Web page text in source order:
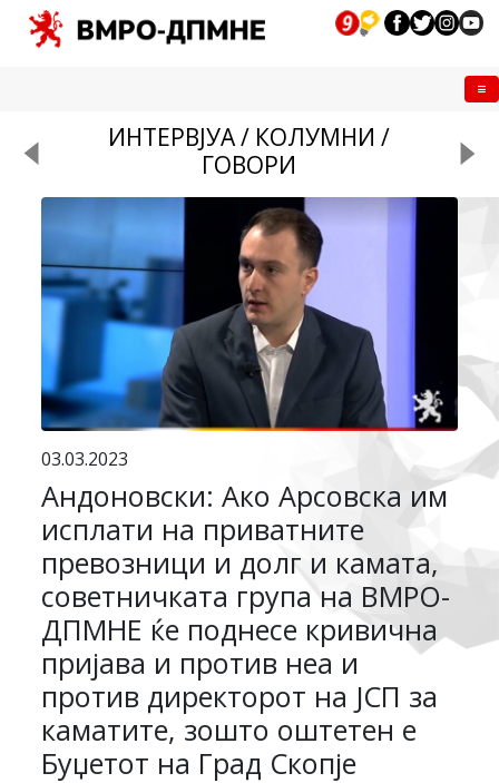
ИНТЕРВЈУА / КОЛУМНИ /
ГОВОРИ
03.03.2023
Андоновски: Ако Арсовска им
исплати на приватните
превозници и долг и камата,
советничката група на ВМРО-
ДПМНЕ ќе поднесе кривична
пријава и против неа и
против директорот на ЈСП за
каматите, зошто оштетен е
Буџетот на Град Скопје